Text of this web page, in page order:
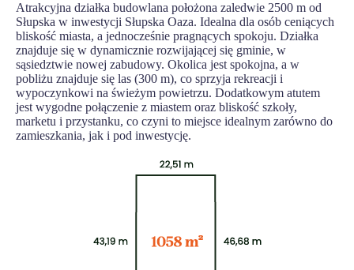
Atrakcyjna działka budowlana położona zaledwie 2500 m od
Słupska w inwestycji Słupska Oaza. Idealna dla osób ceniących
bliskość miasta, a jednocześnie pragnących spokoju. Działka
znajduje się w dynamicznie rozwijającej się gminie, w
sąsiedztwie nowej zabudowy. Okolica jest spokojna, a w
pobliżu znajduje się las (300 m), co sprzyja rekreacji i
wypoczynkowi na świeżym powietrzu. Dodatkowym atutem
jest wygodne połączenie z miastem oraz bliskość szkoły,
marketu i przystanku, co czyni to miejsce idealnym zarówno do
zamieszkania, jak i pod inwestycję.